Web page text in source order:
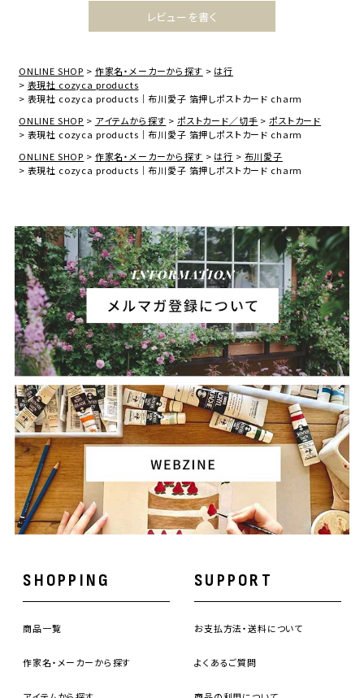
レビューを書く
ONLINE SHOP 作家名・メーカーから探す
は行
表現社 cozyca products
表現社 cozyca products｜布川愛子 箔押しポストカード charm
ONLINE SHOP
アイテムから探す ポストカード／切手
ポストカード
表現社 cozyca products｜布川愛子 箔押しポストカード charm
ONLINE SHOP
作家名・メーカーから探す は行
布川愛子
表現社 cozyca products｜布川愛子 箔押しポストカード charm
SHOPPING
商品一覧
作家名・メーカーから探す
SUPPORT
お支払方法・送料について
よくあるご質問